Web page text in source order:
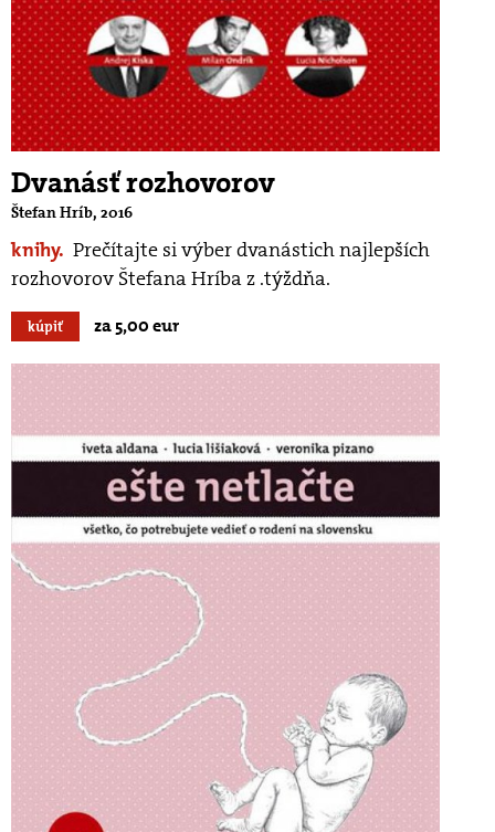
Dvanásť rozhovorov
Štefan Hríb, 2016
knihy. Prečítajte si výber dvanástich najlepších
rozhovorov Štefana Hríba z .týždňa.
kúpiť za 5,00 eur